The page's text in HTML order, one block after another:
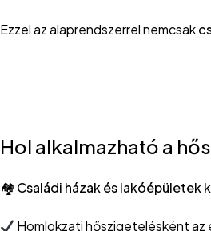
Ezzel az alaprendszerrel nemcsak
Hol alkalmazható a
🏘 Családi házak és
Homlokzati hőszigetelésként